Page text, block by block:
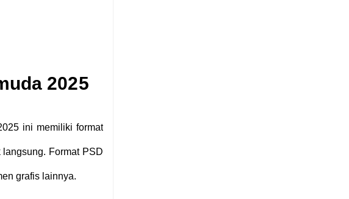
2025
ini memiliki format
Format PSD
grafis lainnya.